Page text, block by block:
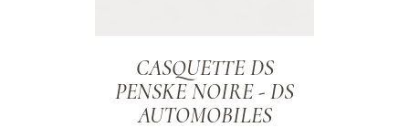
CASQUETTE DS
PENSKE NOIRE - DS
AUTOMOBILES